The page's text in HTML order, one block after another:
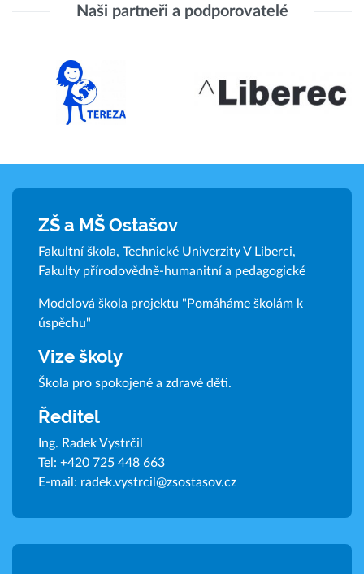
Naši partneři a podporovatelé
ZŠ a MŠ Ostašov
Fakultní škola, Technické Univerzity V Liberci,
Fakulty přírodovědně-humanitní a pedagogické
Modelová škola projektu "Pomáháme školám k
úspěchu"
Vize školy
Škola pro spokojené a zdravé děti.
Ředitel
Ing. Radek Vystrčil
Tel: +420 725 448 663
E-mail: radek.vystrcil@zsostasov.cz